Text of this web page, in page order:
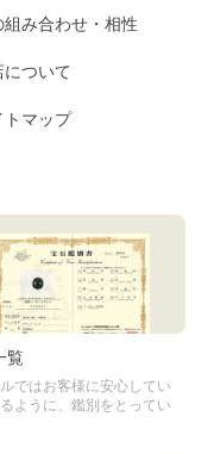
組み合わせ・相性
について
トマップ
覧
ではお客様に安心してい
ように、鑑別をとってい